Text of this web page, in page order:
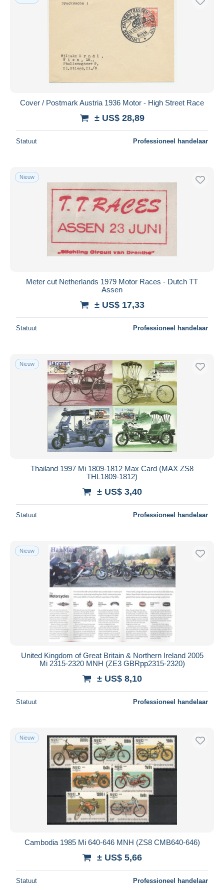
Cover / Postmark Austria 1936 Motor - High Street Race
± US$ 28,89
Statuut Professioneel handelaar
Nieuw
Meter cut Netherlands 1979 Motor Races - Dutch TT
Assen
± US$ 17,33
Statuut Professioneel handelaar
Nieuw
Thailand 1997 Mi 1809-1812 Max Card (MAX ZS8
THL1809-1812)
± US$ 3,40
Statuut Professioneel handelaar
Nieuw
United Kingdom of Great Britain & Northern Ireland 2005
Mi 2315-2320 MNH (ZE3 GBRpp2315-2320)
± US$ 8,10
Statuut Professioneel handelaar
Nieuw
Cambodia 1985 Mi 640-646 MNH (ZS8 CMB640-646)
± US$ 5,66
Statuut Professioneel handelaar